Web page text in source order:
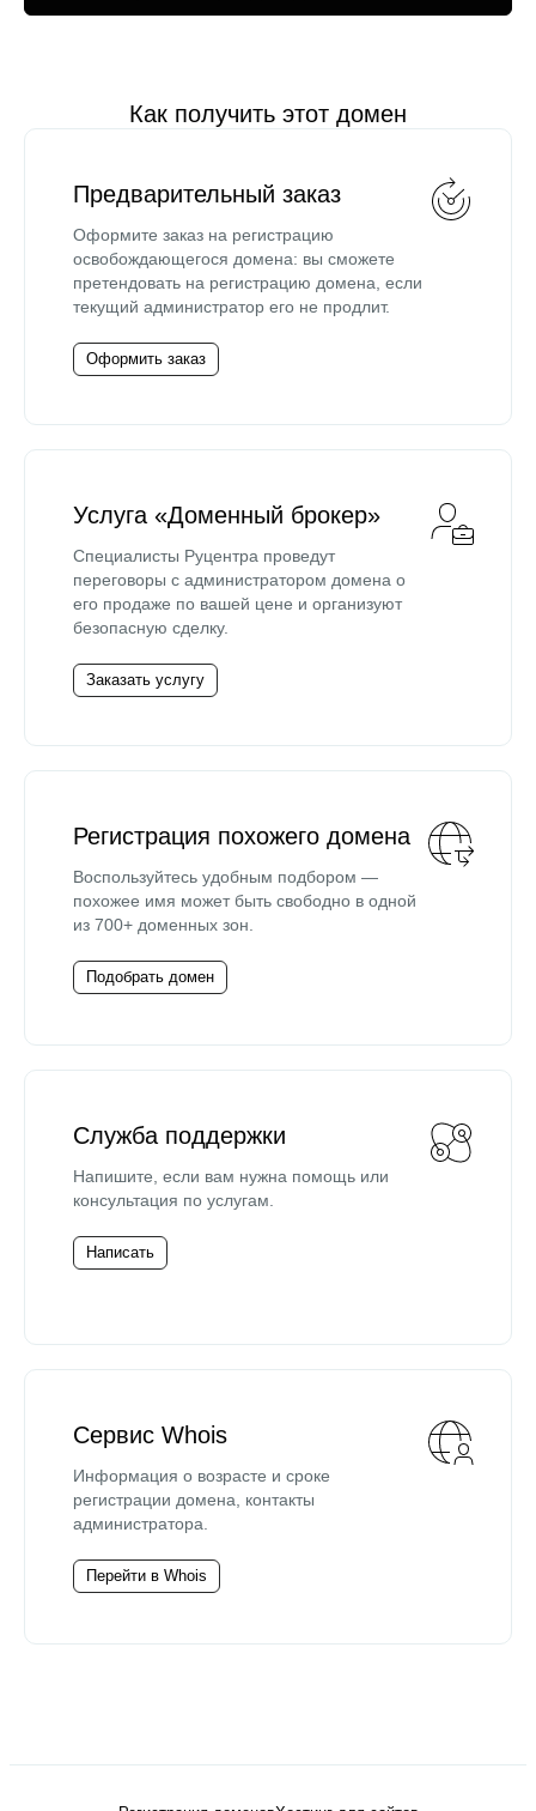
Как получить этот домен
Предварительный заказ
Оформите заказ на регистрацию
освобождающегося домена: вы сможете
претендовать на регистрацию домена, если
текущий администратор его не продлит.
Оформить заказ
Услуга «Доменный брокер»
Специалисты Руцентра проведут
переговоры с администратором домена о
его продаже по вашей цене и организуют
безопасную сделку.
Заказать услугу
Регистрация похожего домена
Воспользуйтесь удобным подбором —
похожее имя может быть свободно в одной
из 700+ доменных зон.
Подобрать домен
Служба поддержки
Напишите, если вам нужна помощь или
консультация по услугам.
Написать
Сервис Whois
Информация о возрасте и сроке
регистрации домена, контакты
администратора.
Перейти в Whois